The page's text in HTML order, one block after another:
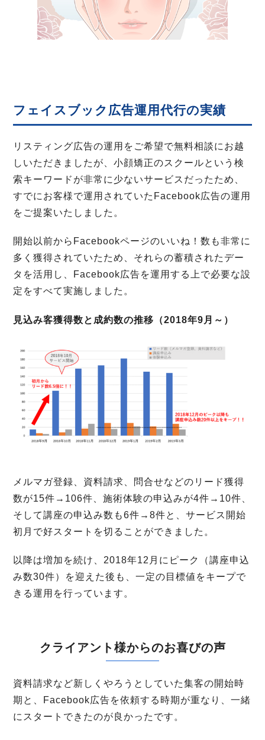
フェイスブック広告運用代行の実績
リスティング広告の運用をご希望で無料相談にお越
しいただきましたが、小顔矯正のスクールという検
索キーワードが非常に少ないサービスだったため、
すでにお客様で運用されていたFacebook広告の運用
をご提案いたしました。
開始以前からFacebookページのいいね！数も非常に
多く獲得されていたため、それらの蓄積されたデー
タを活用し、Facebook広告を運用する上で必要な設
定をすべて実施しました。
見込み客獲得数と成約数の推移（2018年9月～）
メルマガ登録、資料請求、問合せなどのリード獲得
数が15件→106件、施術体験の申込みが4件→10件、
そして講座の申込み数も6件→8件と、サービス開始
初月で好スタートを切ることができました。
以降は増加を続け、2018年12月にピーク（講座申込
み数30件）を迎えた後も、一定の目標値をキープで
きる運用を行っています。
クライアント様からのお喜びの声
資料請求など新しくやろうとしていた集客の開始時
期と、Facebook広告を依頼する時期が重なり、一緒
にスタートできたのが良かったです。